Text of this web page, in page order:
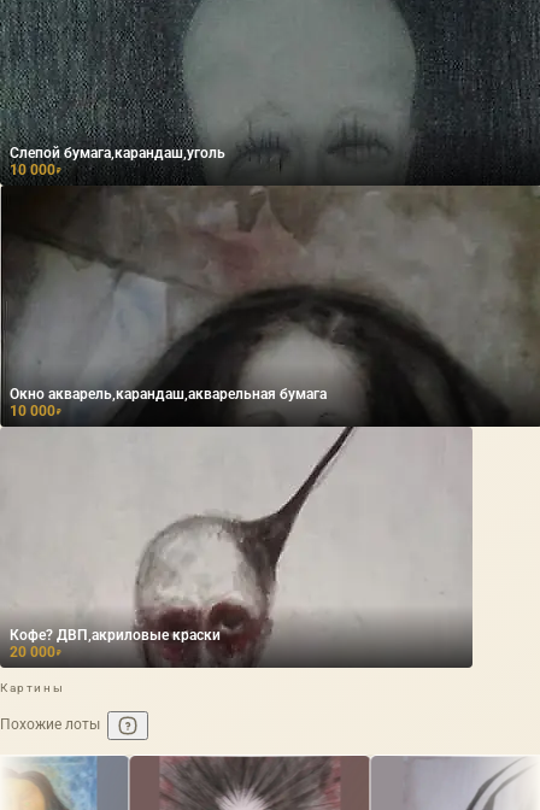
Слепой бумага,карандаш,уголь
10 000₽
Окно акварель,карандаш,акварельная бумага
10 000₽
Кофе? ДВП,акриловые краски
20 000₽
Картины
Похожие лоты